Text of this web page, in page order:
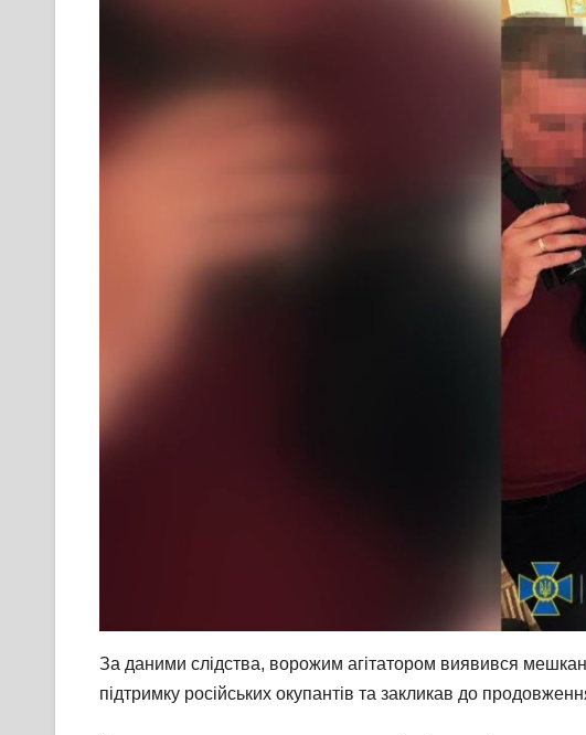
За даними слідства, ворожим агітатором виявився
підтримку російських окупантів та закликав до